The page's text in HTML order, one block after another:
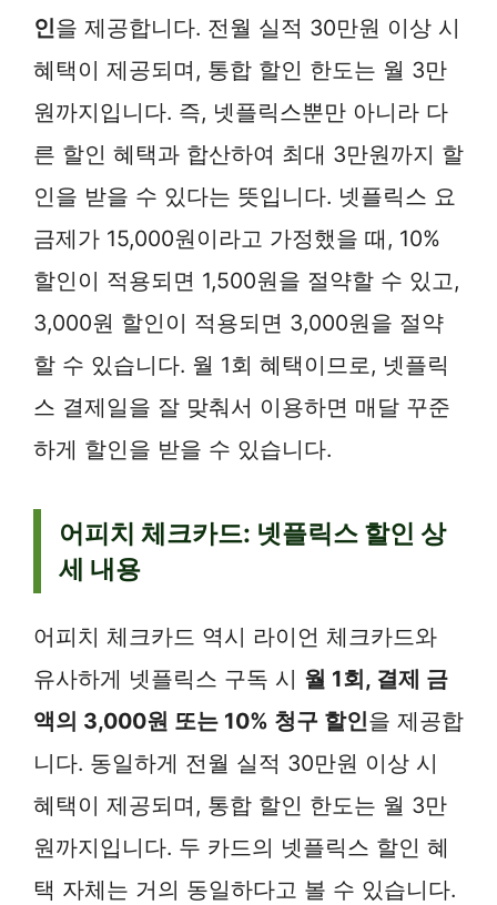
인을 제공합니다. 전월 실적 30만원 이상 시
혜택이 제공되며, 통합 할인 한도는 월 3만
원까지입니다. 즉, 넷플릭스뿐만 아니라 다
른 할인 혜택과 합산하여 최대 3만원까지 할
인을 받을 수 있다는 뜻입니다. 넷플릭스 요
금제가 15,000원이라고 가정했을 때, 10%
할인이 적용되면 1,500원을 절약할 수 있고,
3,000원 할인이 적용되면 3,000원을 절약
할 수 있습니다. 월 1회 혜택이므로, 넷플릭
스 결제일을 잘 맞춰서 이용하면 매달 꾸준
하게 할인을 받을 수 있습니다.
어피치 체크카드: 넷플릭스 할인 상
세 내용
어피치 체크카드 역시 라이언 체크카드와
유사하게 넷플릭스 구독 시 월 1회, 결제 금
액의 3,000원 또는 10% 청구 할인을 제공합
니다. 동일하게 전월 실적 30만원 이상 시
혜택이 제공되며, 통합 할인 한도는 월 3만
원까지입니다. 두 카드의 넷플릭스 할인 혜
택 자체는 거의 동일하다고 볼 수 있습니다.